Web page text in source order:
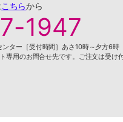
こちらから
1947
ター［受付時間］あさ10時～夕方6時
専用のお問合せ先です。ご注文は受け